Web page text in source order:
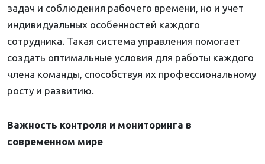
задач и соблюдения рабочего времени, но и учет
индивидуальных особенностей каждого
сотрудника. Такая система управления помогает
создать оптимальные условия для работы каждого
члена команды, способствуя их профессиональному
росту и развитию.
Важность контроля и мониторинга в
современном мире